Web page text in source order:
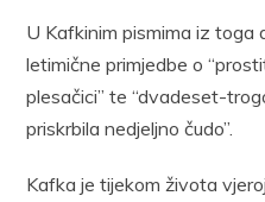
U Kafkinim pismima iz toga
letimične primjedbe o
plesačici” te “dvadeset-
priskrbila nedjeljno čudo”.
Kafka je tijekom života